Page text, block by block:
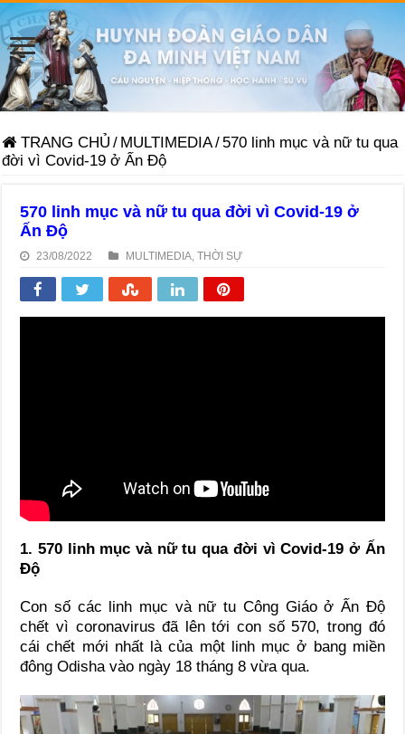
TRANG CHỦ / MULTIMEDIA/ 570 linh mục và nữ tu qua
đời vì Covid-19 ở Ấn Độ
570 linh mục và nữ tu qua đời vì Covid-19 ở
Ấn Độ
23/08/2022 MULTIMEDIA ,THỜI SỰ
1. 570 linh mục và nữ tu qua đời vì Covid-19 ở Ấn
Độ
Con số các linh mục và nữ tu Công Giáo ở Ấn Độ
chết vì coronavirus đã lên tới con số 570, trong đó
cái chết mới nhất là của một linh mục ở bang miền
đông Odisha vào ngày 18 tháng 8 vừa qua.